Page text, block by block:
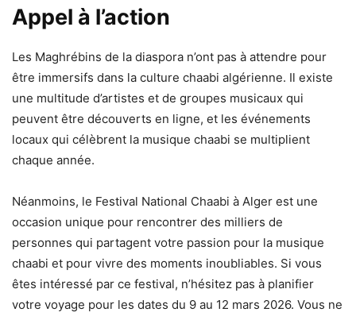
Appel à l’action
Les Maghrébins de la diaspora n’ont pas à attendre pour
être immersifs dans la culture chaabi algérienne. Il existe
une multitude d’artistes et de groupes musicaux qui
peuvent être découverts en ligne, et les événements
locaux qui célèbrent la musique chaabi se multiplient
chaque année.
Néanmoins, le Festival National Chaabi à Alger est une
occasion unique pour rencontrer des milliers de
personnes qui partagent votre passion pour la musique
chaabi et pour vivre des moments inoubliables. Si vous
êtes intéressé par ce festival, n’hésitez pas à planifier
votre voyage pour les dates du 9 au 12 mars 2026. Vous ne